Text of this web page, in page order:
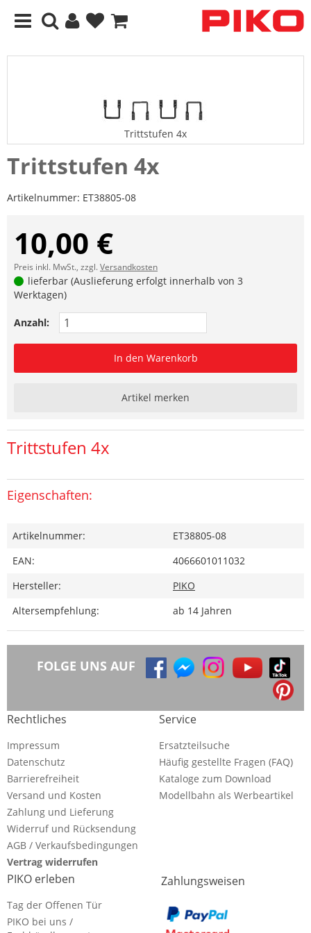
Trittstufen 4x
Trittstufen 4x
Artikelnummer: ET38805-08
10,00 €
Preis inkl. MwSt., zzgl.Versandkosten
lieferbar (Auslieferung erfolgt innerhalb von 3
Werktagen)
Anzahl:
In den Warenkorb
Artikel merken
Trittstufen 4x
Eigenschaften:
Artikelnummer:
ET38805-08
EAN:
4066601011032
Hersteller:
PIKO
Altersempfehlung:
ab 14 Jahren
FOLGE UNS AUF
Rechtliches
Impressum
Datenschutz
Barrierefreiheit
Versand und Kosten
Zahlung und Lieferung
Widerruf und Rücksendung
AGB / Verkaufsbedingungen
Vertrag widerrufen
Service
Ersatzteilsuche
Häufig gestellte Fragen (FAQ)
Kataloge zum Download
Modellbahn als Werbeartikel
PIKO erleben
Tag der Offenen Tür
PIKO bei uns /
Zahlungsweisen